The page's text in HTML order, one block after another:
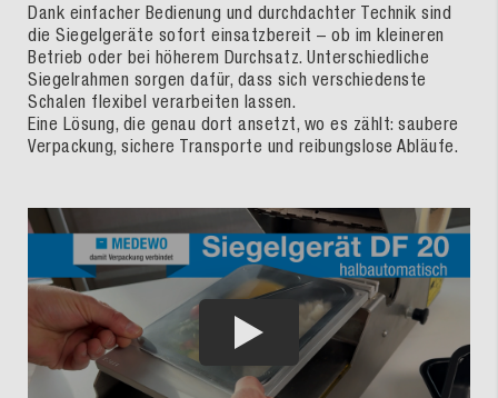
Dank einfacher Bedienung und durchdachter Technik sind
die Siegelgeräte sofort einsatzbereit – ob im kleineren
Betrieb oder bei höherem Durchsatz. Unterschiedliche
Siegelrahmen sorgen dafür, dass sich verschiedenste
Schalen flexibel verarbeiten lassen.
Eine Lösung, die genau dort ansetzt, wo es zählt: saubere
Verpackung, sichere Transporte und reibungslose Abläufe.